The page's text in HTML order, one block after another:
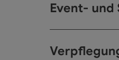
Event- und